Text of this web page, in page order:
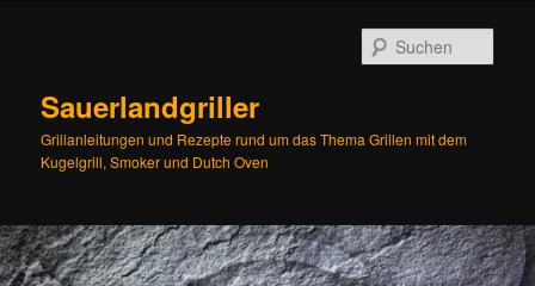
Sauerlandgriller
Grillanleitungen und Rezepte rund um das Thema Grillen mit dem
Kugelgrill, Smoker und Dutch Oven